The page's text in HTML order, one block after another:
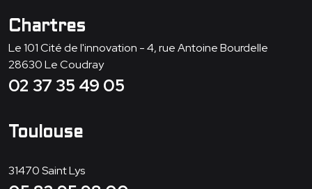
Chartres
Le 101 Cité de l'innovation - 4, rue Antoine Bourdelle
28630Le Coudray
02 37 35 49 05
Toulouse
31470Saint Lys